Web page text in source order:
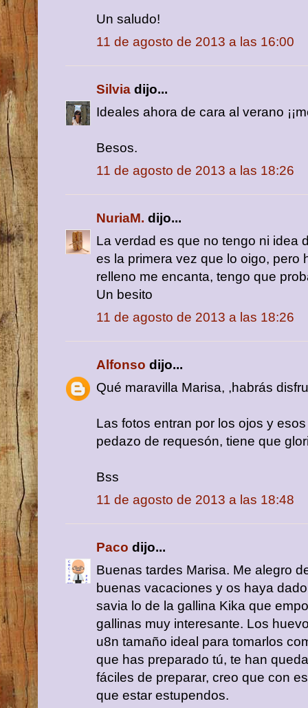
Un saludo!
11 de agosto de 2013 a las 16:00
Silvia dijo...
Ideales ahora de cara al verano
Besos.
11 de agosto de 2013 a las 18:26
NuriaM. dijo...
La verdad es que no tengo ni idea
es la primera vez que lo oigo, pero
relleno me encanta, tengo que
Un besito
11 de agosto de 2013 a las 18:26
Alfonso dijo...
Qué maravilla Marisa, ,habrás
Las fotos entran por los ojos y
pedazo de requesón, tiene que
Bss
11 de agosto de 2013 a las 18:48
Paco dijo...
Buenas tardes Marisa. Me alegro
buenas vacaciones y os haya
savia lo de la gallina Kika que
gallinas muy interesante. Los
u8n tamaño ideal para tomarlos
que has preparado tú, te han
fáciles de preparar, creo que con
que estar estupendos.